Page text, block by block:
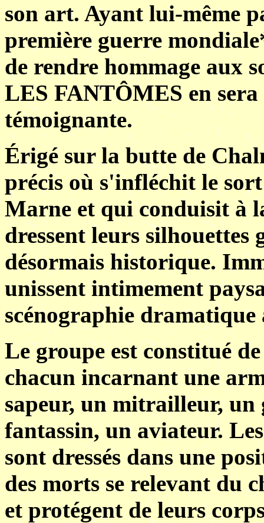
son art. Ayant lui-même
première guerre
de rendre hommage aux
LES FANTÔMES en
témoignante.
Érigé sur la butte de
précis où s'infléchit le
Marne et qui conduisit à
dressent leurs silhouettes
désormais historique.
unissent intimement
scénographie
Le groupe est constitué
chacun incarnant une
sapeur, un mitrailleur,
fantassin, un aviateur.
sont dressés dans une
des morts se relevant du
et protégent de leurs